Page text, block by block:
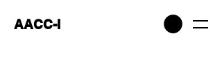
AACC-I